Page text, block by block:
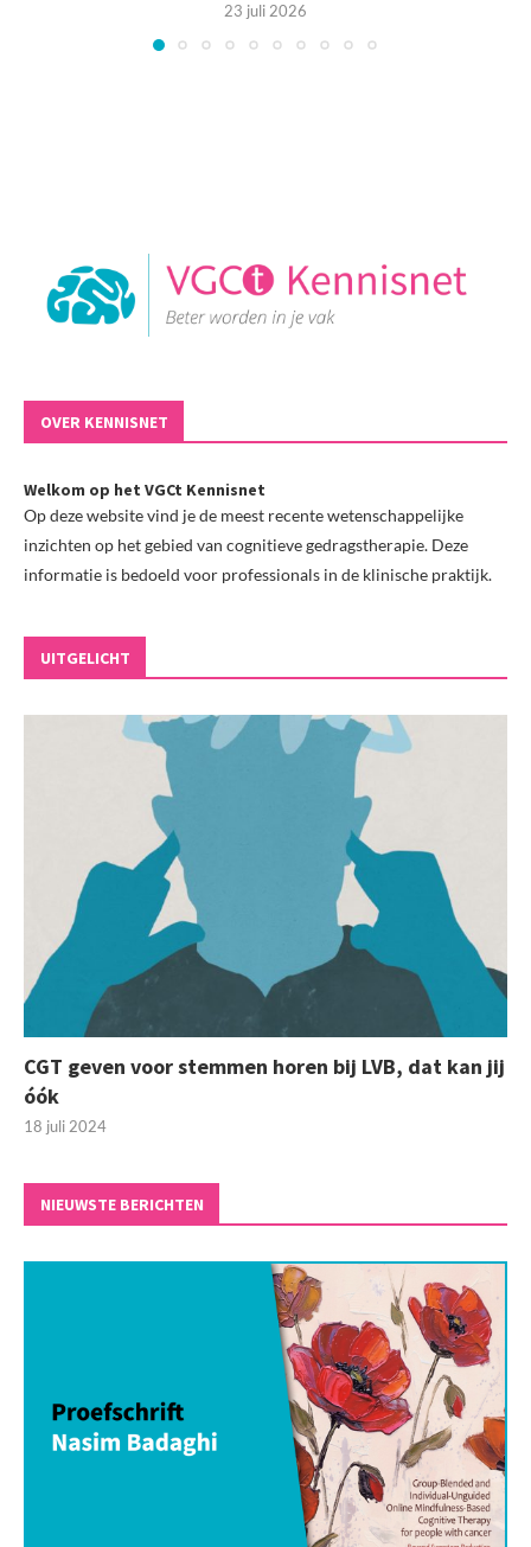
23 juli 2026
OVER KENNISNET
Welkom op het VGCt Kennisnet
Op deze website vind je de meest recente wetenschappelijke
inzichten op het gebied van cognitieve gedragstherapie. Deze
informatie is bedoeld voor professionals in de klinische praktijk.
UITGELICHT
CGT geven voor stemmen horen bij LVB, dat kan jij
óók
18 juli 2024
NIEUWSTE BERICHTEN